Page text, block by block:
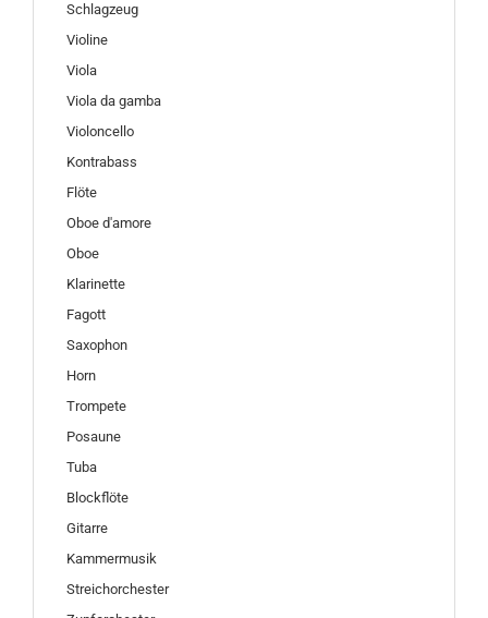
Schlagzeug
Violine
Viola
Viola da gamba
Violoncello
Kontrabass
Flöte
Oboe d'amore
Oboe
Klarinette
Fagott
Saxophon
Horn
Trompete
Posaune
Tuba
Blockflöte
Gitarre
Kammermusik
Streichorchester